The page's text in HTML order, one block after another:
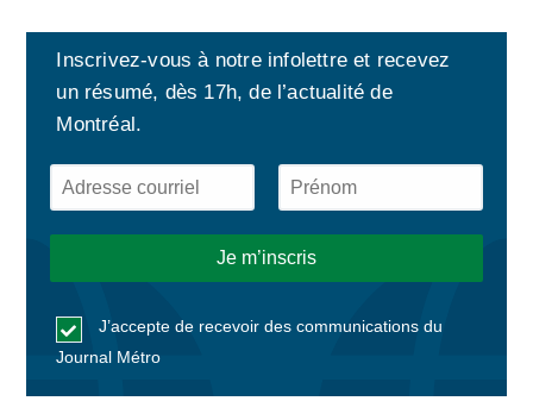
Inscrivez-vous à notre infolettre et recevez
un résumé, dès 17h, de l’actualité de
Montréal.
J’accepte de recevoir des communications du
Journal Métro